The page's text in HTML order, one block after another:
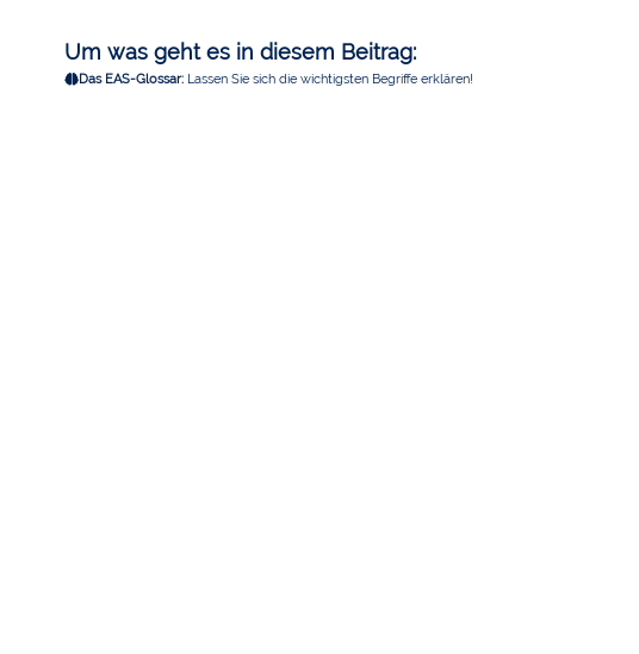
Um was geht es in diesem Beitrag:
Das EAS-Glossar:Lassen Sie sich die wichtigsten Begriffe erklären!